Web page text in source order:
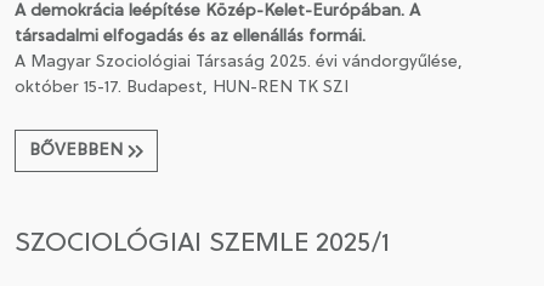
A demokrácia leépítése Közép-Kelet-Európában. A
társadalmi elfogadás és az ellenállás formái.
A Magyar Szociológiai Társaság 2025. évi vándorgyűlése,
október 15-17. Budapest, HUN-REN TK SZI
BŐVEBBEN
SZOCIOLÓGIAI SZEMLE 2025/1